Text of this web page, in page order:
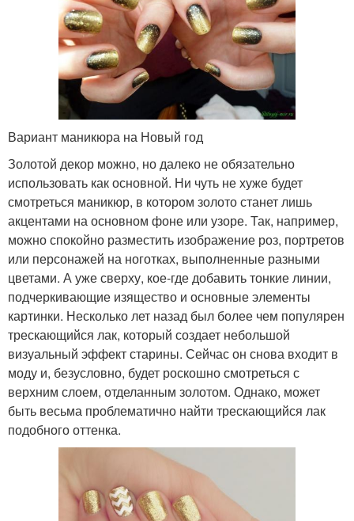
Вариант маникюра на Новый год
Золотой декор можно, но далеко не обязательно
использовать как основной. Ни чуть не хуже будет
смотреться маникюр, в котором золото станет лишь
акцентами на основном фоне или узоре. Так, например,
можно спокойно разместить изображение роз, портретов
или персонажей на ноготках, выполненные разными
цветами. А уже сверху, кое-где добавить тонкие линии,
подчеркивающие изящество и основные элементы
картинки. Несколько лет назад был более чем популярен
трескающийся лак, который создает небольшой
визуальный эффект старины. Сейчас он снова входит в
моду и, безусловно, будет роскошно смотреться с
верхним слоем, отделанным золотом. Однако, может
быть весьма проблематично найти трескающийся лак
подобного оттенка.